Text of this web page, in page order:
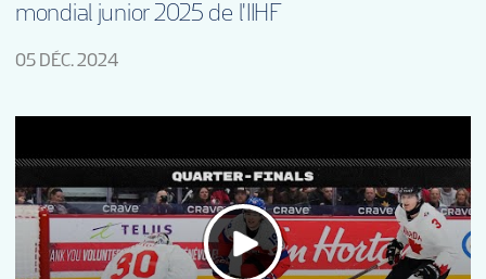
mondial junior 2025 de l'IIHF
05 DÉC. 2024